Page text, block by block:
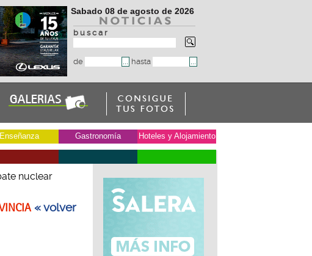
Sabado 08 de agosto de 2026
b u s c a r
de hasta
Enseñanza Gastronomía Hoteles y Alojamiento
nuclear
« volver